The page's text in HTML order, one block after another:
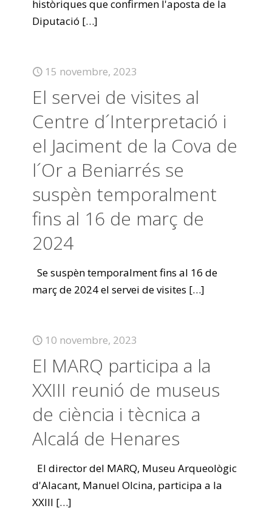
històriques que confirmen l'aposta de la
Diputació […]
15 novembre, 2023
El servei de visites al
Centre d´Interpretació i
el Jaciment de la Cova de
l´Or a Beniarrés se
suspèn temporalment
fins al 16 de març de
2024
Se suspèn temporalment fins al 16 de
març de 2024 el servei de visites […]
10 novembre, 2023
El MARQ participa a la
XXIII reunió de museus
de ciència i tècnica a
Alcalá de Henares
El director del MARQ, Museu Arqueològic
d'Alacant, Manuel Olcina, participa a la
XXIII […]